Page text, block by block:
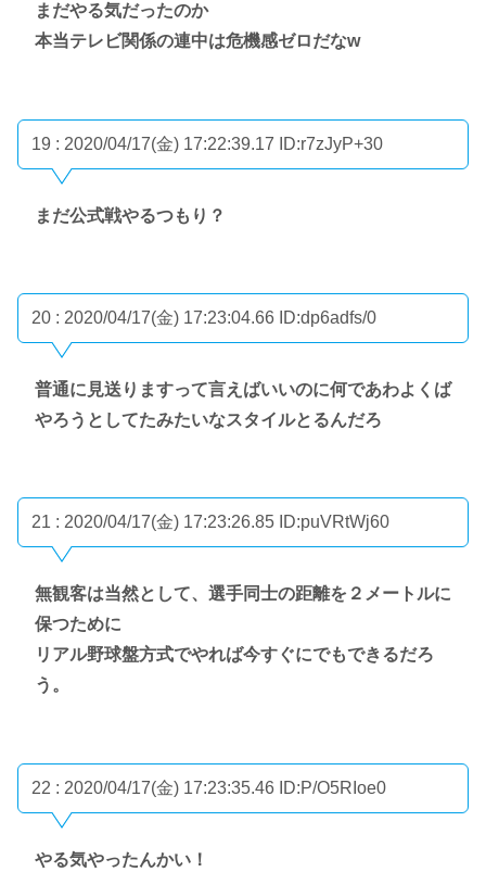
まだやる気だったのか
本当テレビ関係の連中は危機感ゼロだなw
19 : 2020/04/17(金) 17:22:39.17 ID:r7zJyP+30
まだ公式戦やるつもり？
20 : 2020/04/17(金) 17:23:04.66 ID:dp6adfs/0
普通に見送りますって言えばいいのに何であわよくば
やろうとしてたみたいなスタイルとるんだろ
21 : 2020/04/17(金) 17:23:26.85 ID:puVRtWj60
無観客は当然として、選手同士の距離を２メートルに
保つために
リアル野球盤方式でやれば今すぐにでもできるだろ
う。
22 : 2020/04/17(金) 17:23:35.46 ID:P/O5RIoe0
やる気やったんかい！